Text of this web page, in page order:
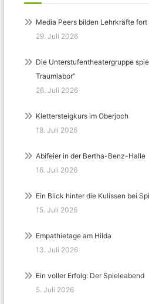
Media Peers bilden Lehrkräfte fort
29. Juli 2026
Die Unterstufentheatergruppe
Traumlabor“
26. Juli 2026
Klettersteigkurs im Oberjoch
18. Juli 2026
Abifeier in der Bertha-Benz-Halle
16. Juli 2026
Ein Blick hinter die Kulissen bei
15. Juli 2026
Empathietage am Hilda
13. Juli 2026
Ein voller Erfolg: Der Spieleabend
5. Juli 2026